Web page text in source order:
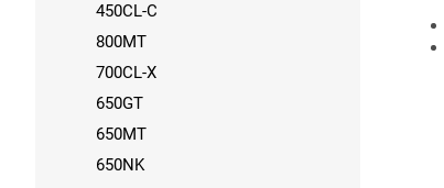
450CL-C
800MT
700CL-X
650GT
650MT
650NK